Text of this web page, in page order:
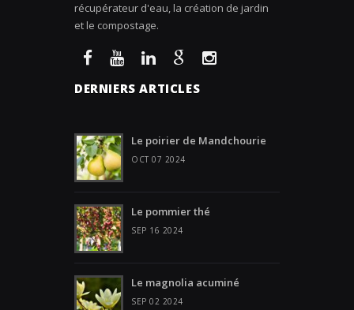
récupérateur d'eau, la création de jardin
et le compostage.
DERNIERS ARTICLES
Le poirier de Mandchourie
OCT 07 2024
Le pommier thé
SEP 16 2024
Le magnolia acuminé
SEP 02 2024